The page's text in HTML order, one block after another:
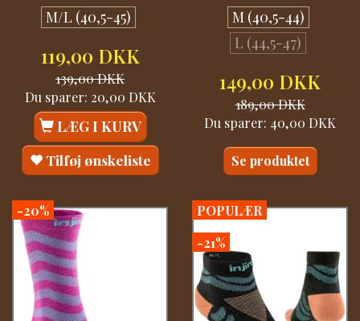
M/L (40,5-45)
119,00 DKK
139,00 DKK
Du sparer: 20,00 DKK
LÆG I KURV
Tilføj ønskeliste
M (40,5-44)
L (44,5-47)
149,00 DKK
189,00 DKK
Du sparer: 40,00 DKK
Se produktet
-20%
POPULÆR
-21%